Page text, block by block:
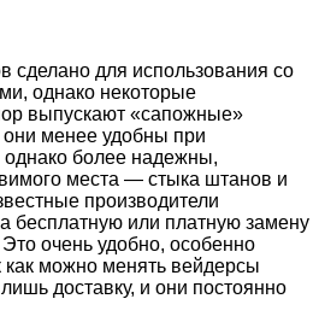
сделано для использования со
однако некоторые
выпускают «сапожные»
менее удобны при
однако более надежны,
места — стыка штанов и
производители
бесплатную или платную замену
очень удобно, особенно
как можно менять вейдерсы
доставку, и они постоянно